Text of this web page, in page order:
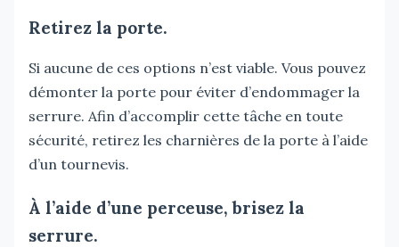
Retirez la porte.
Si aucune de ces options n’est viable. Vous pouvez
démonter la porte pour éviter d’endommager la
serrure. Afin d’accomplir cette tâche en toute
sécurité, retirez les charnières de la porte à l’aide
d’un tournevis.
À l’aide d’une perceuse, brisez la
serrure.